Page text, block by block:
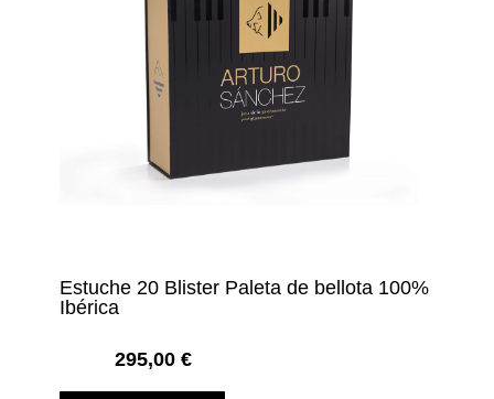
Estuche 20 Blister Paleta de bellota 100%
Ibérica
295,00 €